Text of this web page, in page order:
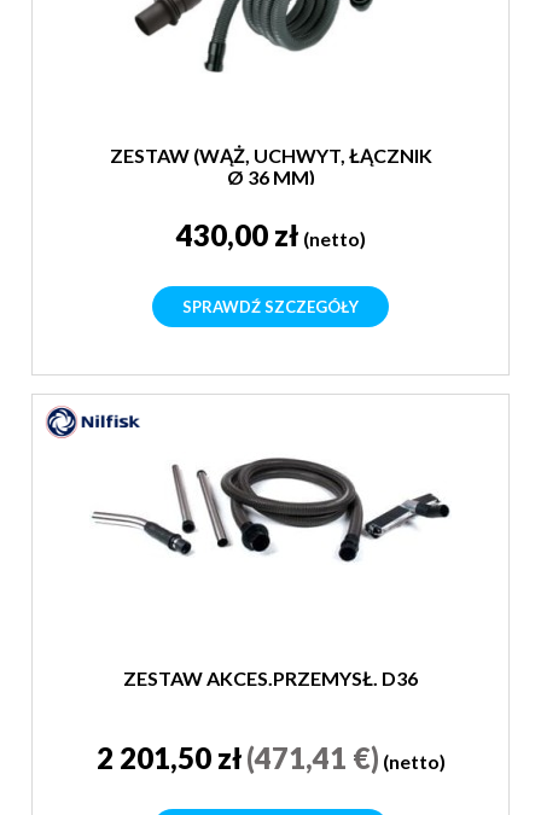
ZESTAW (WĄŻ, UCHWYT, ŁĄCZNIK
Ø 36 MM)
430,00 zł (netto)
SPRAWDŹ SZCZEGÓŁY
ZESTAW AKCES.PRZEMYSŁ. D36
2 201,50 zł(471,41 €) (netto)